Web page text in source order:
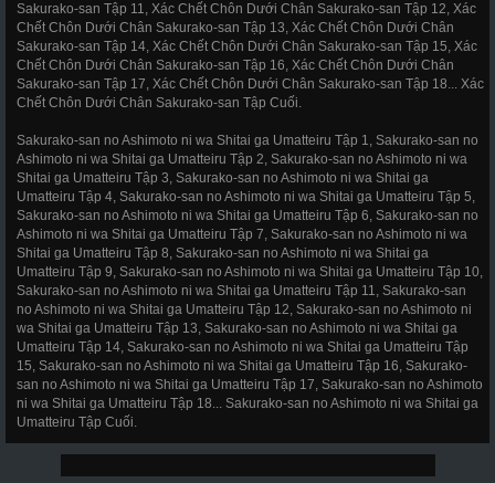
Sakurako-san Tập 11, Xác Chết Chôn Dưới Chân Sakurako-san Tập 12, Xác
Chết Chôn Dưới Chân Sakurako-san Tập 13, Xác Chết Chôn Dưới Chân
Sakurako-san Tập 14, Xác Chết Chôn Dưới Chân Sakurako-san Tập 15, Xác
Chết Chôn Dưới Chân Sakurako-san Tập 16, Xác Chết Chôn Dưới Chân
Sakurako-san Tập 17, Xác Chết Chôn Dưới Chân Sakurako-san Tập 18... Xác
Chết Chôn Dưới Chân Sakurako-san Tập Cuối.
Sakurako-san no Ashimoto ni wa Shitai ga Umatteiru Tập 1, Sakurako-san no
Ashimoto ni wa Shitai ga Umatteiru Tập 2, Sakurako-san no Ashimoto ni wa
Shitai ga Umatteiru Tập 3, Sakurako-san no Ashimoto ni wa Shitai ga
Umatteiru Tập 4, Sakurako-san no Ashimoto ni wa Shitai ga Umatteiru Tập 5,
Sakurako-san no Ashimoto ni wa Shitai ga Umatteiru Tập 6, Sakurako-san no
Ashimoto ni wa Shitai ga Umatteiru Tập 7, Sakurako-san no Ashimoto ni wa
Shitai ga Umatteiru Tập 8, Sakurako-san no Ashimoto ni wa Shitai ga
Umatteiru Tập 9, Sakurako-san no Ashimoto ni wa Shitai ga Umatteiru Tập 10,
Sakurako-san no Ashimoto ni wa Shitai ga Umatteiru Tập 11, Sakurako-san
no Ashimoto ni wa Shitai ga Umatteiru Tập 12, Sakurako-san no Ashimoto ni
wa Shitai ga Umatteiru Tập 13, Sakurako-san no Ashimoto ni wa Shitai ga
Umatteiru Tập 14, Sakurako-san no Ashimoto ni wa Shitai ga Umatteiru Tập
15, Sakurako-san no Ashimoto ni wa Shitai ga Umatteiru Tập 16, Sakurako-
san no Ashimoto ni wa Shitai ga Umatteiru Tập 17, Sakurako-san no Ashimoto
ni wa Shitai ga Umatteiru Tập 18... Sakurako-san no Ashimoto ni wa Shitai ga
Umatteiru Tập Cuối.